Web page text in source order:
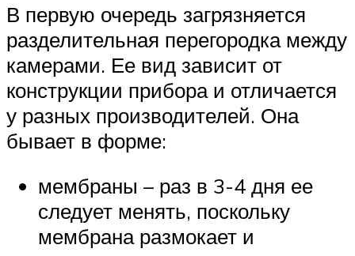
В первую очередь загрязняется
разделительная перегородка между
камерами. Ее вид зависит от
конструкции прибора и отличается
у разных производителей. Она
бывает в форме:
мембраны – раз в 3-4 дня ее
следует менять, поскольку
мембрана размокает и